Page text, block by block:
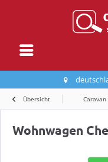
Übersicht Caravan
Wohnwagen